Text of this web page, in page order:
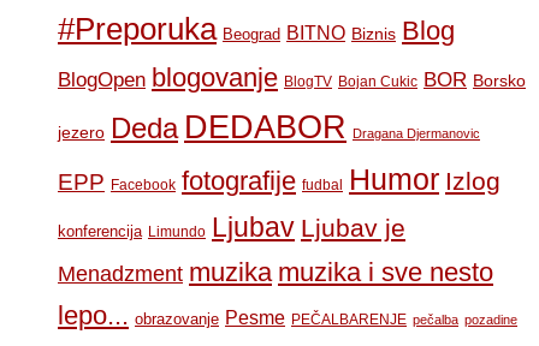
#Preporuka Beograd BITNO Biznis Blog
BlogOpen blogovanje BlogTV Bojan Cukic BOR Borsko
jezero Deda DEDABOR Dragana Djermanovic
EPP Facebook fotografije fudbal Humor Izlog
konferencija Limundo Ljubav Ljubav je
Menadzment muzika muzika i sve nesto
lepo... obrazovanje Pesme PEČALBARENJE pečalba pozadine